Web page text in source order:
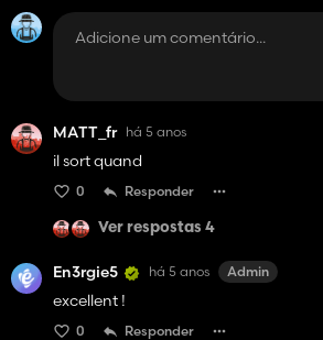
MATT_fr há 5 anos
il sort quand
0 Responder
Ver respostas 4
En3rgie5 há 5 anos Admin
excellent !
0 Responder